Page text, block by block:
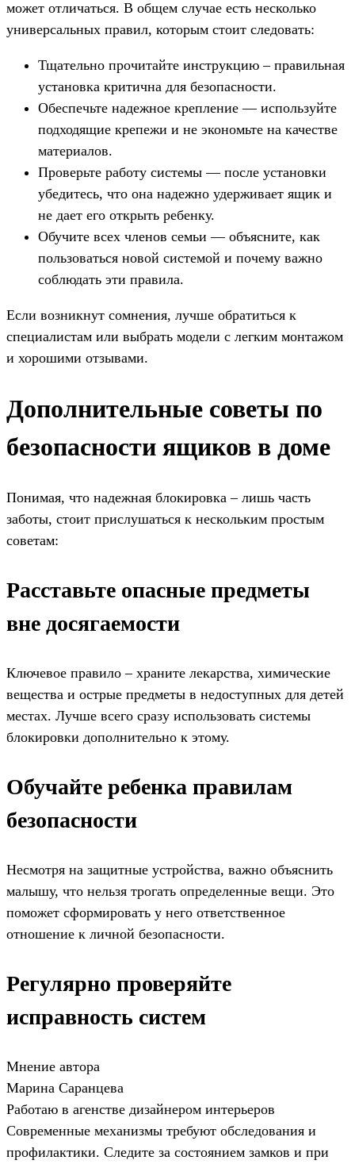
может отличаться. В общем случае есть несколько
универсальных правил, которым стоит следовать:
Тщательно прочитайте инструкцию – правильная
установка критична для безопасности.
Обеспечьте надежное крепление — используйте
подходящие крепежи и не экономьте на качестве
материалов.
Проверьте работу системы — после установки
убедитесь, что она надежно удерживает ящик и
не дает его открыть ребенку.
Обучите всех членов семьи — объясните, как
пользоваться новой системой и почему важно
соблюдать эти правила.
Если возникнут сомнения, лучше обратиться к
специалистам или выбрать модели с легким монтажом
и хорошими отзывами.
Дополнительные советы по
безопасности ящиков в доме
Понимая, что надежная блокировка – лишь часть
заботы, стоит прислушаться к нескольким простым
советам:
Расставьте опасные предметы
вне досягаемости
Ключевое правило – храните лекарства, химические
вещества и острые предметы в недоступных для детей
местах. Лучше всего сразу использовать системы
блокировки дополнительно к этому.
Обучайте ребенка правилам
безопасности
Несмотря на защитные устройства, важно объяснить
малышу, что нельзя трогать определенные вещи. Это
поможет сформировать у него ответственное
отношение к личной безопасности.
Регулярно проверяйте
исправность систем
Мнение автора
Марина Саранцева
Работаю в агенстве дизайнером интерьеров
Современные механизмы требуют обследования и
профилактики. Следите за состоянием замков и при